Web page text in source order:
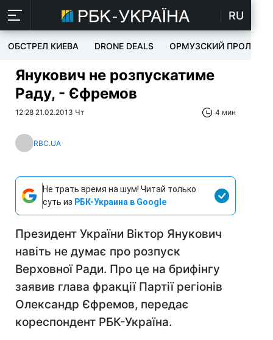
RU
ОБСТРЕЛ КИЕВА DRONE DEALS ОРМУЗСКИЙ ПРОЛИВ
Янукович не розпускатиме
Раду, - Єфремов
12:28 21.02.2013 Чт 4 мин
RBC.UA
Не трать время на шум! Читай только
суть из РБК-Украина в Google
Президент України Віктор Янукович
навіть не думає про розпуск
Верховної Ради. Про це на брифінгу
заявив глава фракції Партії регіонів
Олександр Єфремов, передає
кореспондент РБК-Україна.